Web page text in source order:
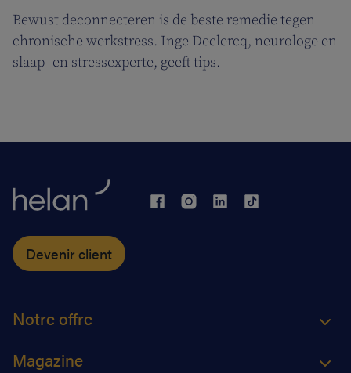
Bewust deconnecteren is de beste remedie tegen
chronische werkstress. Inge Declercq, neurologe en
slaap- en stressexperte, geeft tips.
Devenir client
Notre offre
Magazine